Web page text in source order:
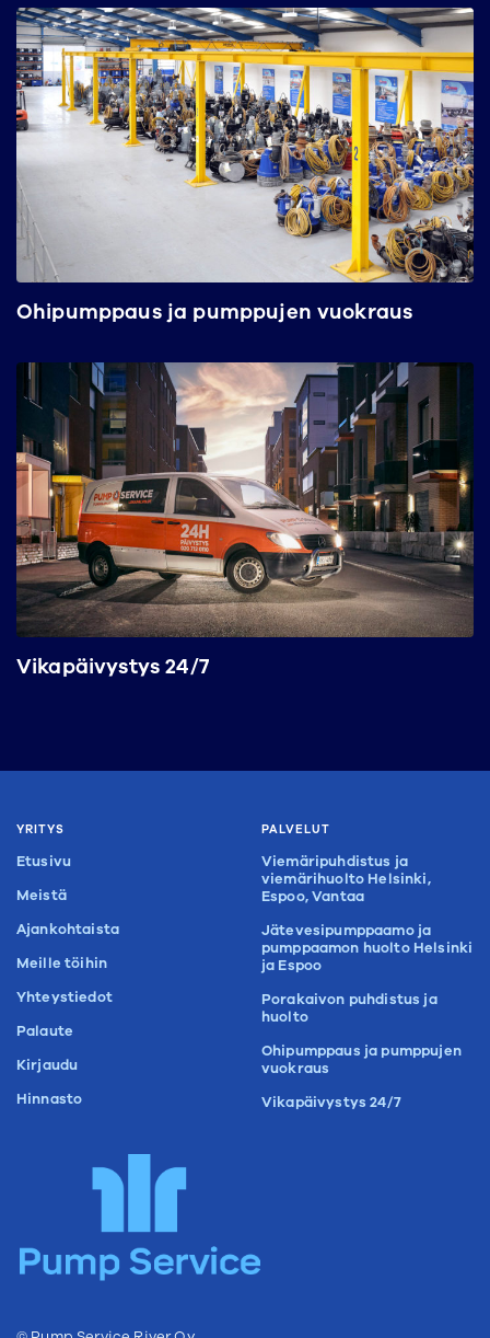
Ohipumppaus ja pumppujen vuokraus
Vikapäivystys 24/7
YRITYS
Etusivu
Meistä
Ajankohtaista
Meille töihin
Yhteystiedot
Palaute
Kirjaudu
Hinnasto
PALVELUT
Viemäripuhdistus ja
viemärihuolto Helsinki,
Espoo, Vantaa
Jätevesipumppaamo ja
pumppaamon huolto Helsinki
ja Espoo
Porakaivon puhdistus ja
huolto
Ohipumppaus ja pumppujen
vuokraus
Vikapäivystys 24/7